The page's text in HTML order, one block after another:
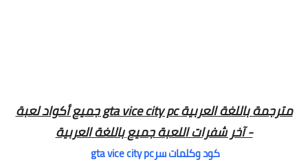
جميع أكواد لعبة gta vice city pc مترجمة باللغة العربية
- آخر شفرات اللعبة جميعباللغة العربية
gta vice city pcكود وكلمات سر